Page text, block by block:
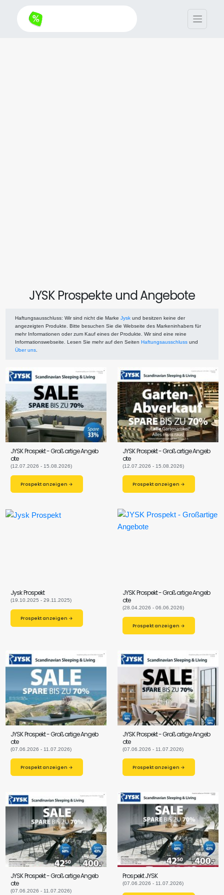
JYSK Prospekte und Angebote
Haftungsausschluss: Wir sind nicht die Marke Jysk und besitzen keine der
angezeigten Produkte. Bitte besuchen Sie die Webseite des Markeninhabers für
mehr Informationen oder zum Kauf eines der Produkte. Wir sind eine reine
Informationswebseite. Lesen Sie mehr auf den Seiten Haftungsausschluss und
Über uns
JYSK Prospekt - Großartige Angeb
ote
(12.07.2026 - 15.08.2026)
Prospekt anzeigen →
JYSK Prospekt - Großartige Angeb
ote
(12.07.2026 - 15.08.2026)
Prospekt anzeigen →
Jysk Prospekt
(19.10.2025 - 29.11.2025)
Prospekt anzeigen →
JYSK Prospekt - Großartige Angeb
ote
(28.04.2026 - 06.06.2026)
Prospekt anzeigen →
JYSK Prospekt - Großartige Angeb
ote
(07.06.2026 - 11.07.2026)
Prospekt anzeigen →
JYSK Prospekt - Großartige Angeb
ote
(07.06.2026 - 11.07.2026)
Prospekt anzeigen →
JYSK Prospekt - Großartige Angeb
ote
(07.06.2026 - 11.07.2026)
Prospekt JYSK
(07.06.2026 - 11.07.2026)